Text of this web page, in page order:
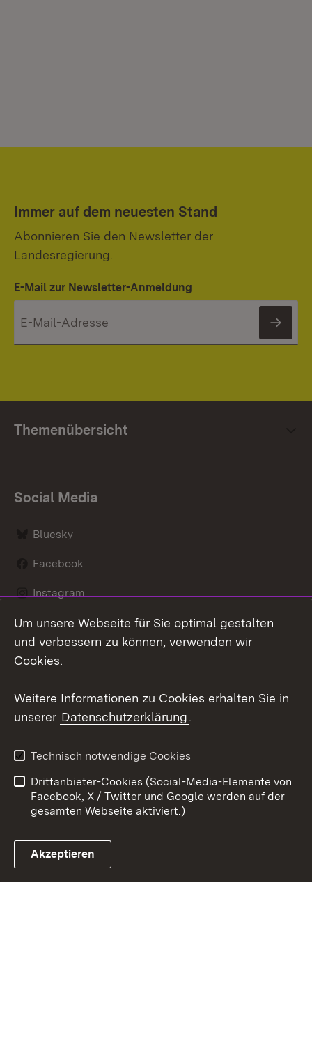
Immer auf dem neuesten Stand
Abonnieren Sie den Newsletter der
Landesregierung.
E-Mail zur Newsletter-Anmeldung
Themenübersicht
Social Media
Bluesky
Facebook
Instagram
LinkedIn
Link zum Landesportal
Datenschutz
Barrierefreiheit
Impressum
Cookies
Um unsere Webseite für Sie optimal gestalten
und verbessern zu können, verwenden wir
Cookies.
Weitere Informationen zu Cookies erhalten Sie in
unserer Datenschutzerklärung.
Technisch notwendige Cookies
Drittanbieter-Cookies (Social-Media-Elemente von
Facebook, X / Twitter und Google werden auf der
gesamten Webseite aktiviert.)
Akzeptieren